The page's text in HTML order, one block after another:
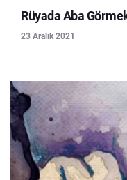
Rüyada Aba
23 Aralık 2021